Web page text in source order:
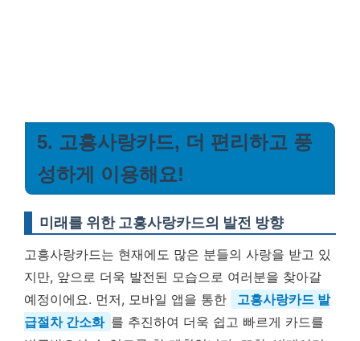
5. 고흥사랑카드, 더 편리하고 풍
성하게 이용해요!
미래를 위한 고흥사랑카드의 발전 방향
고흥사랑카드는 현재에도 많은 분들의 사랑을 받고 있
지만, 앞으로 더욱 발전된 모습으로 여러분을 찾아갈
예정이에요. 먼저, 모바일 앱을 통한
고흥사랑카드 발
급절차 간소화 를 추진하여 더욱 쉽고 빠르게 카드를